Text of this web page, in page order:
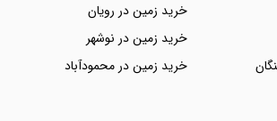
خرید زمین در رویان
خرید زمین در نوشهر
خرید زمین در محمودآباد